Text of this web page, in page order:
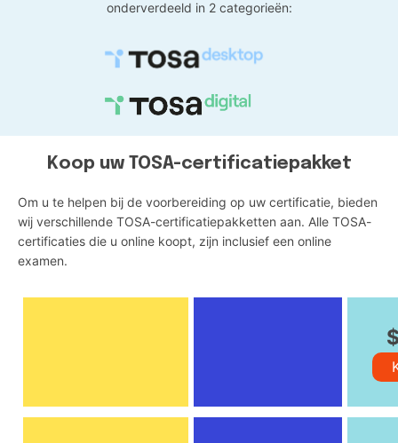
onderverdeeld in 2 categorieën:
Koop uw TOSA-certificatiepakket
Om u te helpen bij de voorbereiding op uw certificatie, bieden
wij verschillende TOSA-certificatiepakketten aan. Alle TOSA-
certificaties die u online koopt, zijn inclusief een online
examen.